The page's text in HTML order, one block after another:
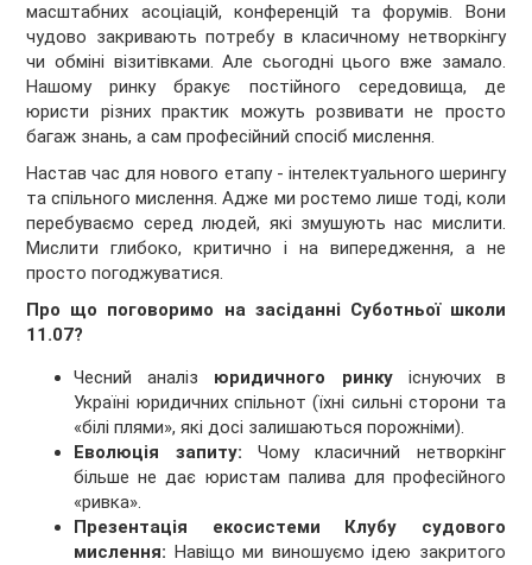
масштабних асоціацій, конференцій та форумів. Вони
чудово закривають потребу в класичному нетворкінгу
чи обміні візитівками. Але сьогодні цього вже замало.
Нашому ринку бракує постійного середовища, де
юристи різних практик можуть розвивати не просто
багаж знань, а сам професійний спосіб мислення.
Настав час для нового етапу - інтелектуального шерингу
та спільного мислення. Адже ми ростемо лише тоді, коли
перебуваємо серед людей, які змушують нас мислити.
Мислити глибоко, критично і на випередження, а не
просто погоджуватися.
Про що поговоримо на засіданні Суботньої школи
11.07?
Чесний аналіз юридичного ринкуіснуючих в
Україні юридичних спільнот (їхні сильні сторони та
«білі плями», які досі залишаються порожніми).
Еволюція запиту: Чому класичний нетворкінг
більше не дає юристам палива для професійного
«ривка».
Презентація екосистеми Клубу судового
мислення: Навіщо ми виношуємо ідею закритого